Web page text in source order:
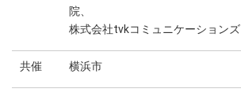
院、
株式会社tvkコミュニケーションズ
共催 横浜市